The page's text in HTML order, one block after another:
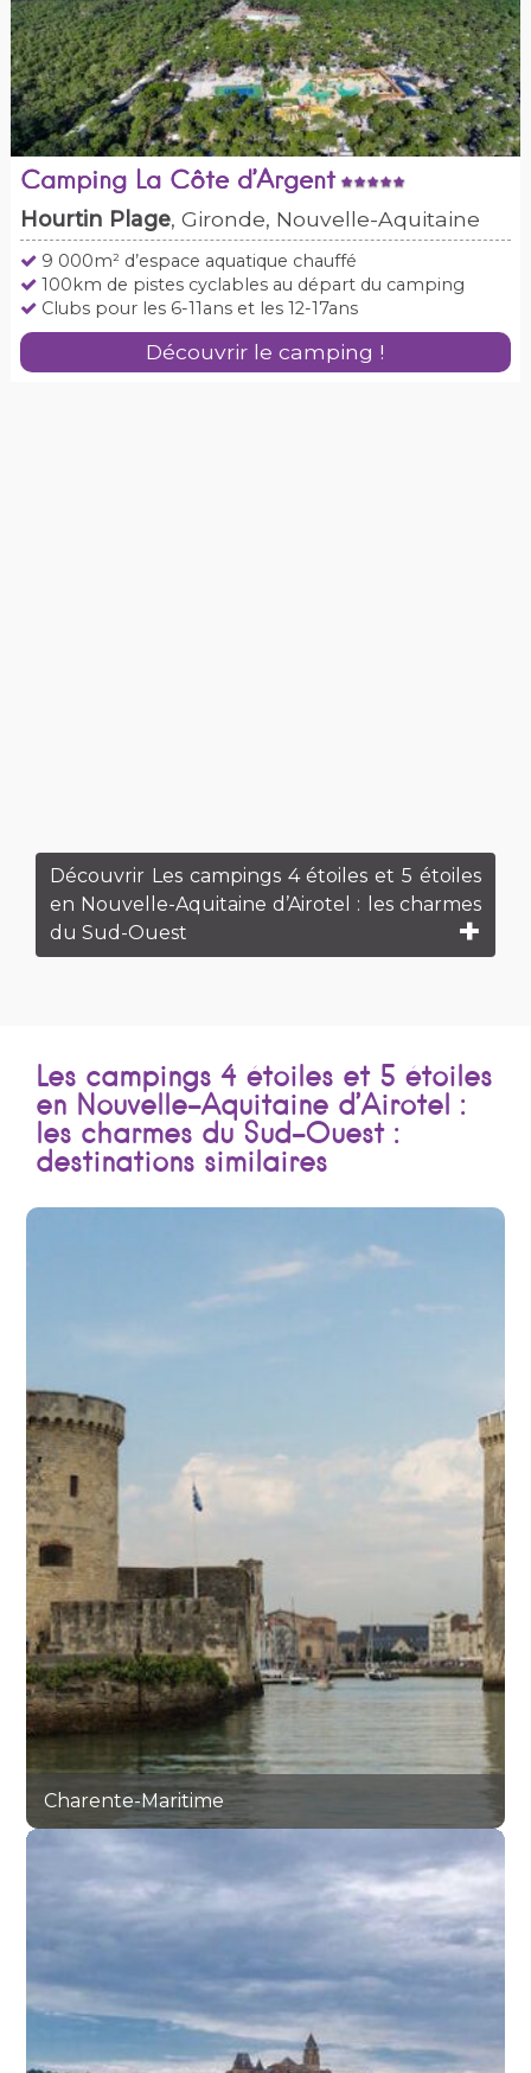
Camping La Côte d’Argent
Hourtin Plage, Gironde, Nouvelle-Aquitaine
9 000m² d’espace aquatique chauffé
100km de pistes cyclables au départ du camping
Clubs pour les 6-11ans et les 12-17ans
Découvrir le camping !
Découvrir Les campings 4 étoiles et 5 étoiles
en Nouvelle-Aquitaine d’Airotel : les charmes
du Sud-Ouest
Les campings 4 étoiles et 5 étoiles
en Nouvelle-Aquitaine d’Airotel :
les charmes du Sud-Ouest :
destinations similaires
Charente-Maritime